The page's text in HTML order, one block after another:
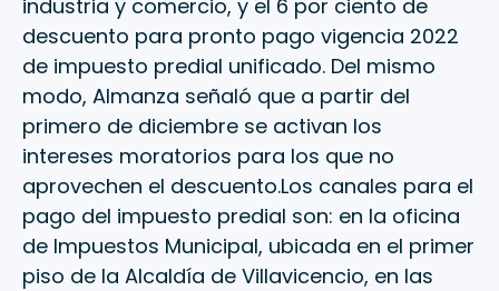
industria y comercio, y el 6 por ciento de
descuento para pronto pago vigencia 2022
de impuesto predial unificado. Del mismo
modo, Almanza señaló que a partir del
primero de diciembre se activan los
intereses moratorios para los que no
aprovechen el descuento.Los canales para el
pago del impuesto predial son: en la oficina
de Impuestos Municipal, ubicada en el primer
piso de la Alcaldía de Villavicencio, en las